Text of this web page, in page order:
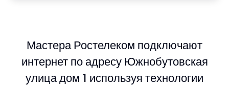
Мастера Ростелеком подключают
интернет по адресу Южнобутовская
улица дом 1 используя технологии